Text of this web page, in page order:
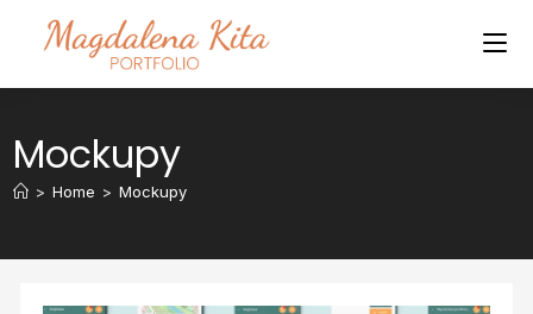
Mockupy
> Home > Mockupy